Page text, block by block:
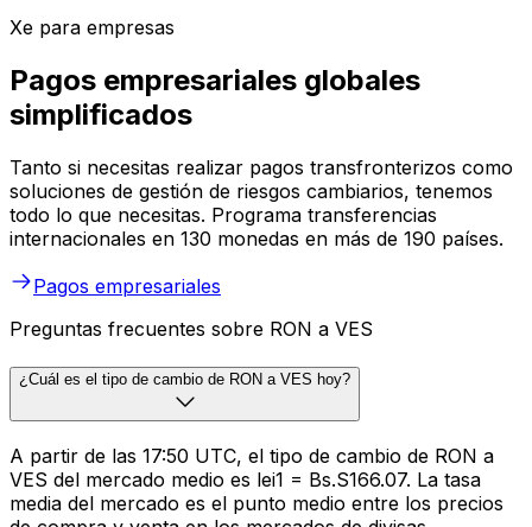
Xe para empresas
Pagos empresariales globales
simplificados
Tanto si necesitas realizar pagos transfronterizos como
soluciones de gestión de riesgos cambiarios, tenemos
todo lo que necesitas. Programa transferencias
internacionales en 130 monedas en más de 190 países.
Pagos empresariales
Preguntas frecuentes sobre RON a VES
¿Cuál es el tipo de cambio de RON a VES hoy?
A partir de las 17:50 UTC, el tipo de cambio de RON a
VES del mercado medio es lei1 = Bs.S166.07. La tasa
media del mercado es el punto medio entre los precios